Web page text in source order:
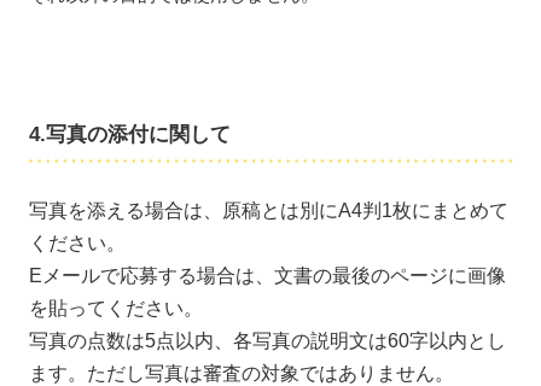
4.写真の添付に関して
写真を添える場合は、原稿とは別にA4判1枚にまとめて
ください。
Eメールで応募する場合は、文書の最後のページに画像
を貼ってください。
写真の点数は5点以内、各写真の説明文は60字以内とし
ます。ただし写真は審査の対象ではありません。